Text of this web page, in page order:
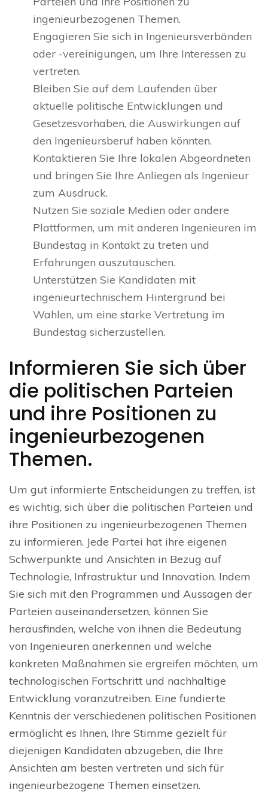
ingenieurbezogenen Themen.
Engagieren Sie sich in Ingenieursverbänden
oder -vereinigungen, um Ihre Interessen zu
vertreten.
Bleiben Sie auf dem Laufenden über
aktuelle politische Entwicklungen und
Gesetzesvorhaben, die Auswirkungen auf
den Ingenieursberuf haben könnten.
Kontaktieren Sie Ihre lokalen Abgeordneten
und bringen Sie Ihre Anliegen als Ingenieur
zum Ausdruck.
Nutzen Sie soziale Medien oder andere
Plattformen, um mit anderen Ingenieuren im
Bundestag in Kontakt zu treten und
Erfahrungen auszutauschen.
Unterstützen Sie Kandidaten mit
ingenieurtechnischem Hintergrund bei
Wahlen, um eine starke Vertretung im
Bundestag sicherzustellen.
Informieren Sie sich über
die politischen Parteien
und ihre Positionen zu
ingenieurbezogenen
Themen.
Um gut informierte Entscheidungen zu treffen, ist
es wichtig, sich über die politischen Parteien und
ihre Positionen zu ingenieurbezogenen Themen
zu informieren. Jede Partei hat ihre eigenen
Schwerpunkte und Ansichten in Bezug auf
Technologie, Infrastruktur und Innovation. Indem
Sie sich mit den Programmen und Aussagen der
Parteien auseinandersetzen, können Sie
herausfinden, welche von ihnen die Bedeutung
von Ingenieuren anerkennen und welche
konkreten Maßnahmen sie ergreifen möchten, um
technologischen Fortschritt und nachhaltige
Entwicklung voranzutreiben. Eine fundierte
Kenntnis der verschiedenen politischen Positionen
ermöglicht es Ihnen, Ihre Stimme gezielt für
diejenigen Kandidaten abzugeben, die Ihre
Ansichten am besten vertreten und sich für
ingenieurbezogene Themen einsetzen.